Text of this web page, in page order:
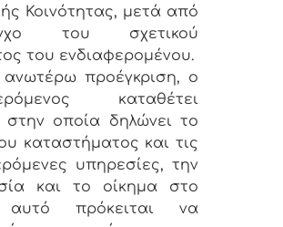
Κοινότητας, μετά από
του σχετικού
του ενδιαφερομένου.
ανωτέρω προέγκριση, ο
καταθέτει
στην οποία δηλώνει το
καταστήματος και τις
υπηρεσίες, την
και το οίκημα στο
αυτό πρόκειται να